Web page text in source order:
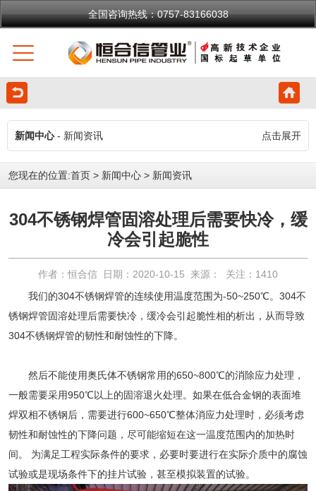
全国咨询热线：0757-83166038
新闻中心- 新闻资讯 点击展开
您现在的位置:首页 > 新闻中心 > 新闻资讯
304不锈钢焊管固溶处理后需要快冷，缓
冷会引起脆性
作者：恒合信 日期：2020-10-15 来源： 关注： 1410
我们的304不锈钢焊管的连续使用温度范围为-50~250℃。 304不
锈钢焊管固溶处理后需要快冷，缓冷会引起脆性相的析出，从而导致
304不锈钢焊管的韧性和耐蚀性的下降。
然后不能使用奥氏体不锈钢常用的650~800℃的消除应力处理，
一般需要采用950℃以上的固溶退火处理。如果在低合金钢的表面堆
焊双相不锈钢后，需要进行600~650℃整体消应力处理时，必须考虑
韧性和耐蚀性的下降问题，尽可能缩短在这一温度范围内的加热时
间。 为满足工程实际条件的要求，必要时要进行在实际介质中的腐蚀
试验或是现场条件下的挂片试验，甚至模拟装置的试验。